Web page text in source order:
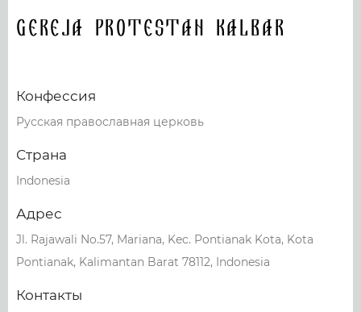
Gereja Protestan Kalbar
Конфессия
Русская православная церковь
Страна
Indonesia
Адрес
Jl. Rajawali No.57, Mariana, Kec. Pontianak Kota, Kota
Pontianak, Kalimantan Barat 78112, Indonesia
Контакты